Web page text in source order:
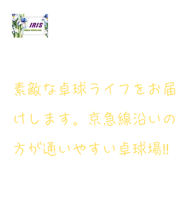
​素敵な卓球ライフをお届
けします。京急線沿いの
方が通いやすい卓球場‼